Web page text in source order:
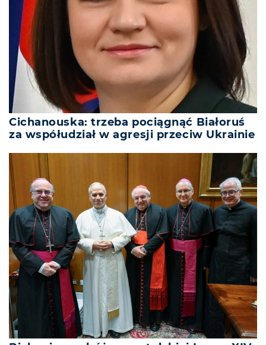
Cichanouska: trzeba pociągnąć Białoruś
za współudział w agresji przeciw Ukrainie